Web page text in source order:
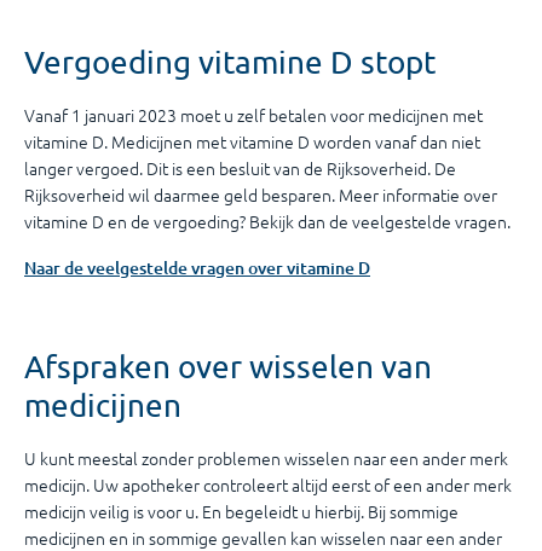
Vergoeding vitamine D stopt
Vanaf 1 januari 2023 moet u zelf betalen voor medicijnen met
vitamine D. Medicijnen met vitamine D worden vanaf dan niet
langer vergoed. Dit is een besluit van de Rijksoverheid. De
Rijksoverheid wil daarmee geld besparen. Meer informatie over
vitamine D en de vergoeding? Bekijk dan de veelgestelde vragen.
Naar de veelgestelde vragen over vitamine D
Afspraken over wisselen van
medicijnen
U kunt meestal zonder problemen wisselen naar een ander merk
medicijn. Uw apotheker controleert altijd eerst of een ander merk
medicijn veilig is voor u. En begeleidt u hierbij. Bij sommige
medicijnen en in sommige gevallen kan wisselen naar een ander